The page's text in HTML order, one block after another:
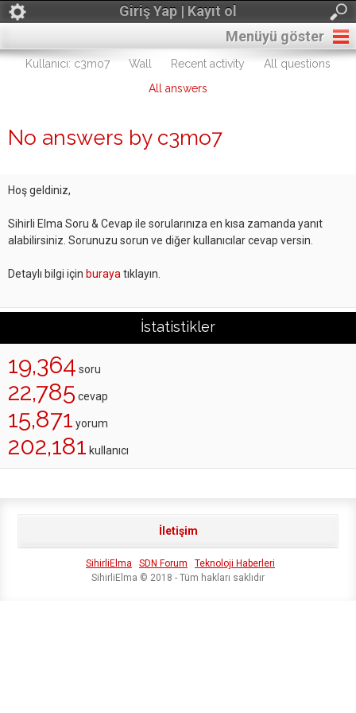
Giriş Yap | Kayıt ol
Menüyü göster
Kullanıcı: c3mo7 Wall Recent activity
All questions
All answers
No answers by c3mo7
Hoş geldiniz,
Sihirli Elma Soru & Cevap ile sorularınıza en kısa zamanda yanıt
alabilirsiniz. Sorunuzu sorun ve diğer kullanıcılar cevap versin.
Detaylı bilgi için buraya tıklayın.
İstatistikler
19,364 soru
22,785 cevap
15,871 yorum
202,181 kullanıcı
İletişim
SihirliElma SDN Forum
Teknoloji Haberleri
SihirliElma © 2018 - Tüm hakları saklıdır